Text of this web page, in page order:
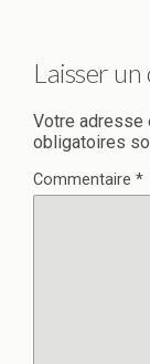
Laisser
Votre adresse
obligatoires
Commentaire *